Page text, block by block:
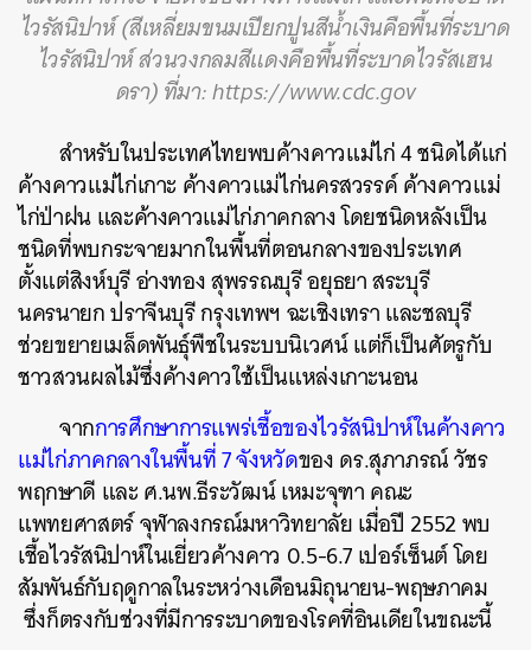
ไวรัสนิปาห์ (สีเหลี่ยมขนมเปียกปูนสีน้ำเงินคือพื้นที่ระบาด
ไวรัสนิปาห์ ส่วนวงกลมสีแดงคือพื้นที่ระบาดไวรัสเฮน
ดรา) ที่มา:https://www.cdc.gov
สำหรับในประเทศไทยพบค้างคาวแม่ไก่ 4 ชนิดได้แก่
ค้างคาวแม่ไก่เกาะ ค้างคาวแม่ไก่นครสวรรค์ ค้างคาวแม่
ไก่ป่าฝน และค้างคาวแม่ไก่ภาคกลาง โดยชนิดหลังเป็น
ชนิดที่พบกระจายมากในพื้นที่ตอนกลางของประเทศ
ตั้งแต่สิงห์บุรี อ่างทอง สุพรรณบุรี อยุธยา สระบุรี
นครนายก ปราจีนบุรี กรุงเทพฯ ฉะเชิงเทรา และชลบุรี
ช่วยขยายเมล็ดพันธุ์พืชในระบบนิเวศน์ แต่ก็เป็นศัตรูกับ
ชาวสวนผลไม้ซึ่งค้างคาวใช้เป็นแหล่งเกาะนอน
จากการศึกษาการแพร่เชื้อของไวรัสนิปาห์ในค้างคาว
แม่ไก่ภาคกลางในพื้นที่ 7 จังหวัดของ ดร.สุภาภรณ์ วัชร
พฤกษาดี และ ศ.นพ.ธีระวัฒน์ เหมะจุฑา คณะ
แพทยศาสตร์ จุฬาลงกรณ์มหาวิทยาลัย เมื่อปี 2552 พบ
เชื้อไวรัสนิปาห์ในเยี่ยวค้างคาว 0.5-6.7 เปอร์เซ็นต์ โดย
สัมพันธ์กับฤดูกาลในระหว่างเดือนมิถุนายน-พฤษภาคม
ซึ่งก็ตรงกับช่วงที่มีการระบาดของโรคที่อินเดียในขณะนี้